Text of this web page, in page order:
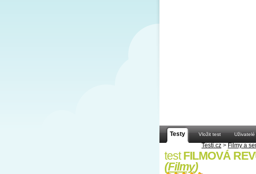
Testy Vložit test Uživatelé
Testi.cz > Filmy a
testFILMOVÁ
(Filmy)